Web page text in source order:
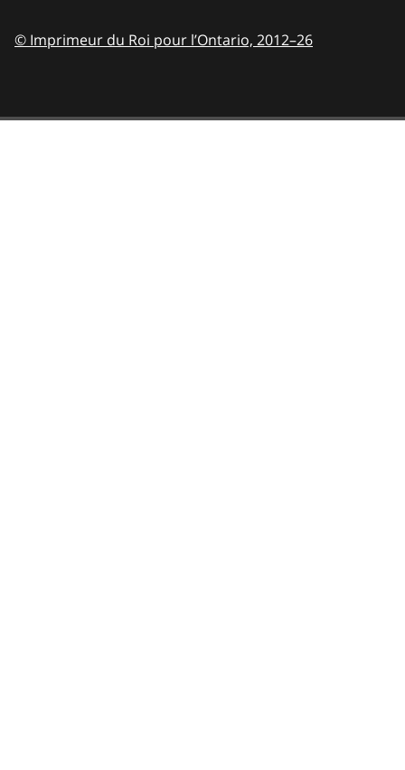
© Imprimeur du Roi pour l’Ontario, 2012–26